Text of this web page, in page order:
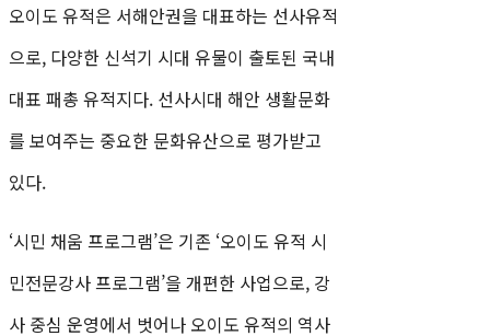
오이도 유적은 서해안권을 대표하는 선사유적
으로, 다양한 신석기 시대 유물이 출토된 국내
대표 패총 유적지다. 선사시대 해안 생활문화
를 보여주는 중요한 문화유산으로 평가받고
있다.
‘시민 채움 프로그램’은 기존 ‘오이도 유적 시
민전문강사 프로그램’을 개편한 사업으로, 강
사 중심 운영에서 벗어나 오이도 유적의 역사